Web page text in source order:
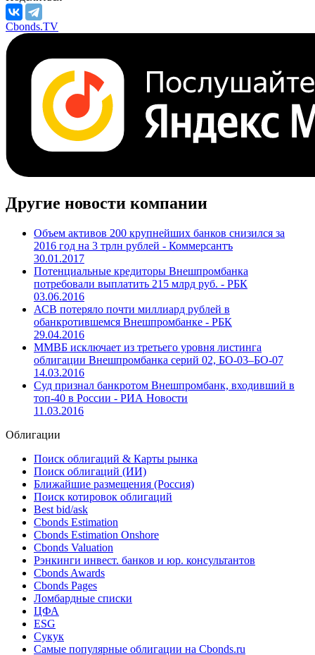
Cbonds.TV
Другие новости компании
Объем активов 200 крупнейших банков снизился за
2016 год на 3 трлн рублей - Коммерсантъ
30.01.2017
Потенциальные кредиторы Внешпромбанка
потребовали выплатить 215 млрд руб. - РБК
03.06.2016
АСВ потеряло почти миллиард рублей в
обанкротившемся Внешпромбанке - РБК
29.04.2016
ММВБ исключает из третьего уровня листинга
облигации Внешпромбанка серий 02, БО-03–БО-07
14.03.2016
Суд признал банкротом Внешпромбанк, входивший в
топ-40 в России - РИА Новости
11.03.2016
Облигации
Поиск облигаций & Карты рынка
Поиск облигаций (ИИ)
Ближайшие размещения (Россия)
Поиск котировок облигаций
Best bid/ask
Cbonds Estimation
Cbonds Estimation Onshore
Cbonds Valuation
Рэнкинги инвест. банков и юр. консультантов
Cbonds Awards
Cbonds Pages
Ломбардные списки
ЦФА
ESG
Сукук
Самые популярные облигации на Cbonds.ru